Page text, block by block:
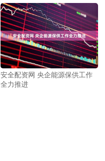
安全配资网 央企能源保供工作
全力推进